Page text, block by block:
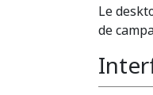
Le
de